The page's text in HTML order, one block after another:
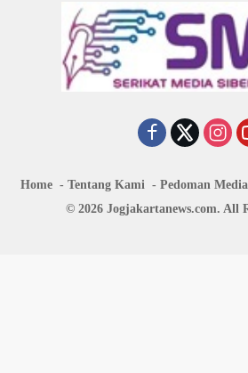
Home Tentang Kami Pedoman
© 2026 Jogjakartanews.com. All